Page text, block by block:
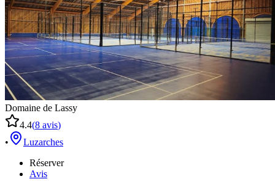
Domaine de Lassy
4.4(8 avis)
•
Luzarches
Réserver
Avis